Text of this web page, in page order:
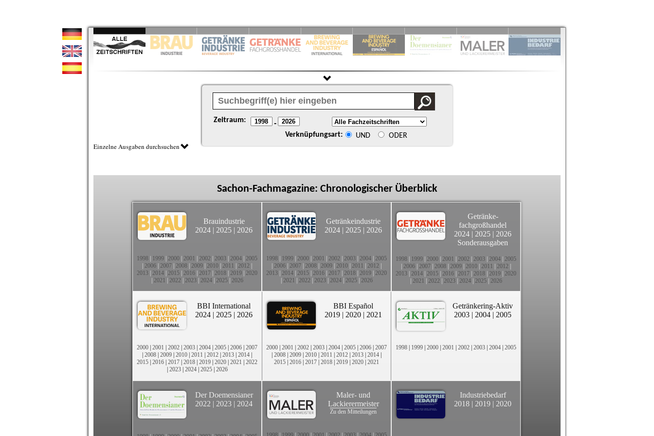
Zeitraum: -
Verknüpfungsart: UND ODER
Einzelne Ausgaben durchsuchen
Sachon-Fachmagazine: Chronologischer Überblick
Brauindustrie
2024 | 2025 | 2026
1998 1999 2000 2001 2002 2003 2004 2005
2006 2007 2008 2009 2010 2011 2012
2013 2014 2015 2016 2017 2018 2019 2020
2021 2022 2023| 2024| 2025| 2026
Getränkeindustrie
2024 | 2025 | 2026
1998 1999 2000 2001 2002 2003 2004 2005
2006 2007 2008 2009 2010 2011 2012
2013 2014 2015 2016 2017 2018 2019 2020
2021 2022 2023| 2024| 2025| 2026
Getränke-
fachgroßhandel
2024 | 2025 | 2026
Sonderausgaben
1998 1999 2000 2001 2002 2003 2004 2005
2006 2007 2008 2009 2010 2011 2012
2013 2014 2015 2016 2017 2018 2019 2020
2021 2022 2023| 2024| 2025| 2026
BBI International
2024 | 2025 | 2026
2000 | 2001 | 2002 | 2003 | 2004 | 2005 | 2006 | 2007
| 2008 | 2009 | 2010 | 2011 | 2012 | 2013 | 2014 |
2015 | 2016 | 2017 | 2018 | 2019 | 2020 | 2021 | 2022
| 2023| 2024| 2025| 2026
BBI Español
2019 | 2020 | 2021
2000 | 2001 | 2002 | 2003 | 2004 | 2005 | 2006 | 2007
| 2008 | 2009 | 2010 | 2011 | 2012 | 2013 | 2014 |
2015 | 2016 | 2017 | 2018 | 2019 | 2020 | 2021
Getränkering-Aktiv
2003 | 2004 | 2005
1998 | 1999 | 2000 | 2001 | 2002 | 2003 | 2004 | 2005
Der Doemensianer
2022 | 2023 | 2024
Maler- und
Lackierermeister
Zu den Mitteilungen
Industriebedarf
2018 | 2019 | 2020